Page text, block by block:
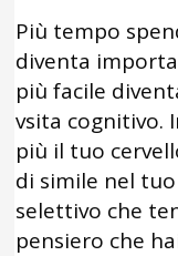
Più tempo
diventa
più facile
vsita cognitivo.
più il tuo
di simile nel
selettivo che
pensiero che